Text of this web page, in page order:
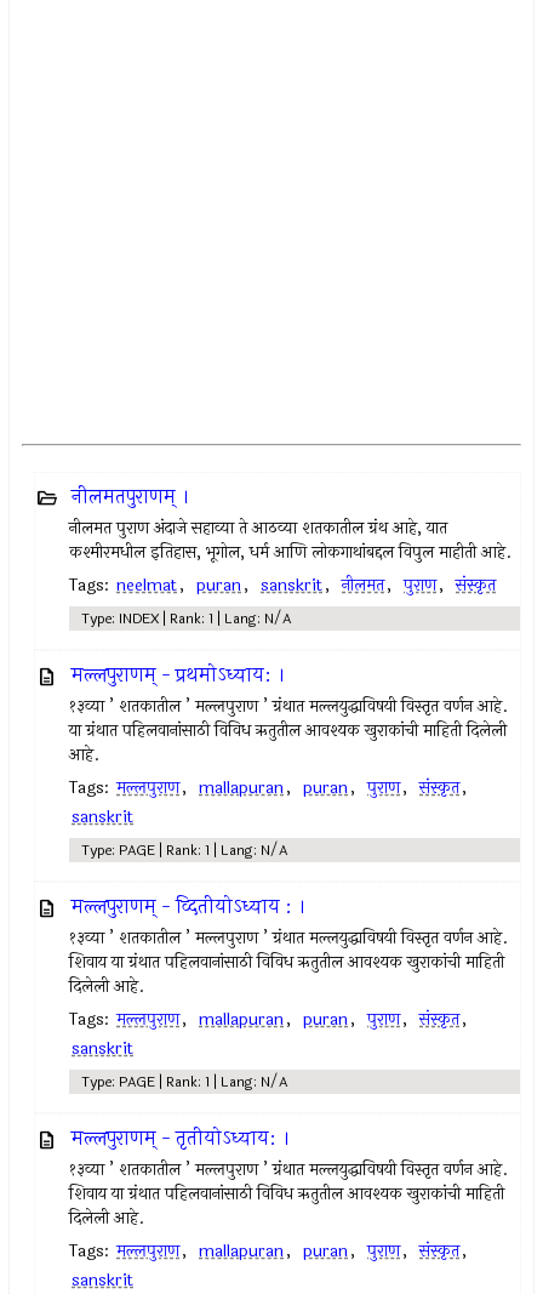
नीलमतपुराणम् ।
नीलमत पुराण अंदाजे सहाव्या ते आठव्या शतकातील ग्रंथ आहे, यात
कश्मीरमधील इतिहास, भूगोल, धर्म आणि लोकगाथांबद्दल विपुल माहीती आहे.
Tags: neelmat, puran, sanskrit, नीलमत, पुराण, संस्कृत
Type: INDEX | Rank: 1 | Lang: N/A
मल्लपुराणम् - प्रथमोऽध्याय: ।
१३व्या ’ शतकातील ’ मल्लपुराण ’ ग्रंथात मल्लयुद्धाविषयी विस्तृत वर्णन आहे.
या ग्रंथात पहिलवानांसाठी विविध ऋतुतील आवश्यक खुराकांची माहिती दिलेली
आहे.
Tags: मल्लपुराण, mallapuran, puran, पुराण, संस्कृत,
sanskrit
Type: PAGE | Rank: 1 | Lang: N/A
मल्लपुराणम् - व्दितीयोऽध्याय : ।
१३व्या ’ शतकातील ’ मल्लपुराण ’ ग्रंथात मल्लयुद्धाविषयी विस्तृत वर्णन आहे.
शिवाय या ग्रंथात पहिलवानांसाठी विविध ऋतुतील आवश्यक खुराकांची माहिती
दिलेली आहे.
Tags: मल्लपुराण, mallapuran, puran, पुराण, संस्कृत,
sanskrit
Type: PAGE | Rank: 1 | Lang: N/A
मल्लपुराणम् - तृतीयोऽध्याय: ।
१३व्या ’ शतकातील ’ मल्लपुराण ’ ग्रंथात मल्लयुद्धाविषयी विस्तृत वर्णन आहे.
शिवाय या ग्रंथात पहिलवानांसाठी विविध ऋतुतील आवश्यक खुराकांची माहिती
दिलेली आहे.
Tags: मल्लपुराण, mallapuran, puran, पुराण, संस्कृत,
sanskrit